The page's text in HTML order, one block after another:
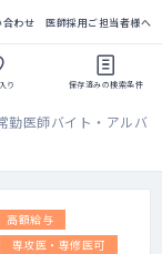
合わせ 医師採用ご担当者様へ
り 保存済みの検索条件
勤医師バイト・アルバ
高額給与
専攻医・専修医可